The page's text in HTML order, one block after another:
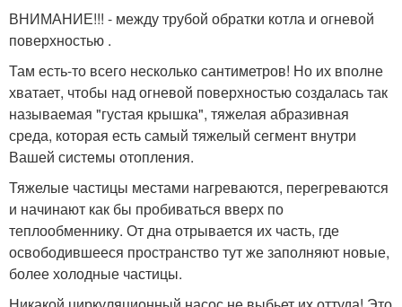
ВНИМАНИЕ!!! - между трубой обратки котла и огневой
поверхностью .
Там есть-то всего несколько сантиметров! Но их вполне
хватает, чтобы над огневой поверхностью создалась так
называемая "густая крышка", тяжелая абразивная
среда, которая есть самый тяжелый сегмент внутри
Вашей системы отопления.
Тяжелые частицы местами нагреваются, перегреваются
и начинают как бы пробиваться вверх по
теплообменнику. От дна отрывается их часть, где
освободившееся пространство тут же заполняют новые,
более холодные частицы.